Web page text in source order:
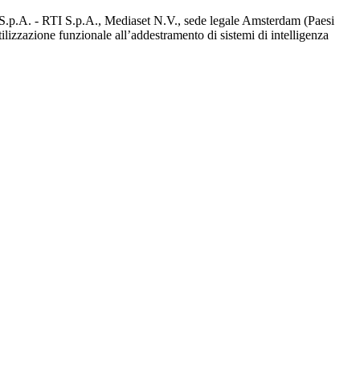
- RTI S.p.A., Mediaset N.V., sede legale Amsterdam (Paesi
funzionale all’addestramento di sistemi di intelligenza